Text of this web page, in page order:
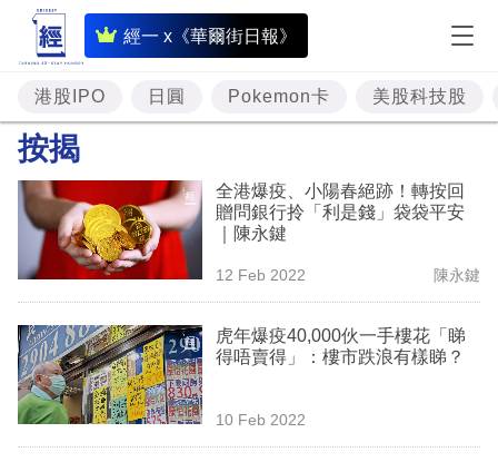
經一 x《華爾街日報》
即
時
財
經
題
投
資
樓
市
理
港股IPO 日圓 Pokemon卡 美股科技股
按揭
全港爆疫、小陽春絕跡！轉按回
贈問銀行拎「利是錢」袋袋平安
｜陳永鍵
12 Feb 2022 陳永鍵
虎年爆疫40,000伙一手樓花「睇
得唔賣得」：樓市跌浪有樣睇？
10 Feb 2022